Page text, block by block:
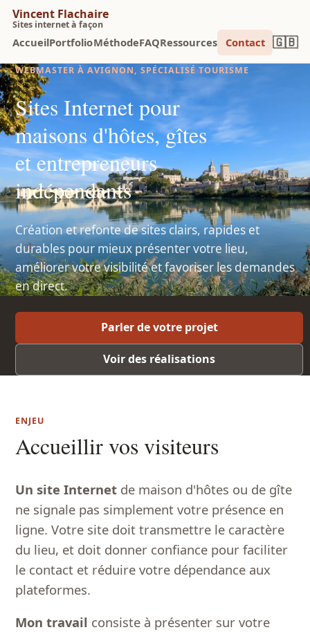
Vincent Flachaire
Sites internet à façon
AccueilPortfolioMéthodeFAQRessources Contact 🇬🇧
WEBMASTER À AVIGNON, SPÉCIALISÉ TOURISME
Sites Internet pour
maisons d'hôtes, gîtes
et entrepreneurs
indépendants
Création et refonte de sites clairs, rapides et
durables pour mieux présenter votre lieu,
améliorer votre visibilité et favoriser les demandes
en direct.
Parler de votre projet
Voir des réalisations
ENJEU
Accueillir vos visiteurs
Un site Internet de maison d'hôtes ou de gîte
ne signale pas simplement votre présence en
ligne. Votre site doit transmettre le caractère
du lieu, et doit donner confiance pour faciliter
le contact et réduire votre dépendance aux
plateformes.
Mon travail consiste à présenter sur votre